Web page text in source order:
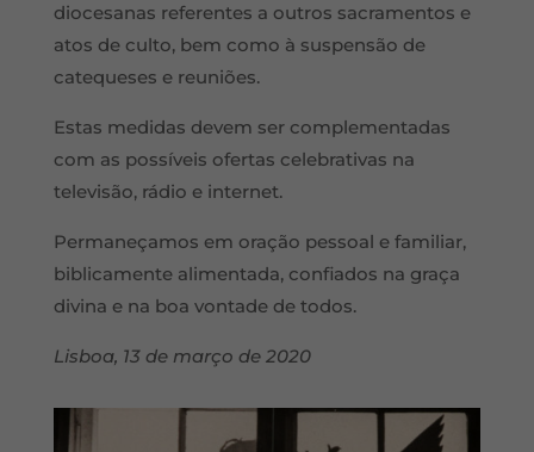
diocesanas referentes a outros sacramentos e
atos de culto, bem como à suspensão de
catequeses e reuniões.
Estas medidas devem ser complementadas
com as possíveis ofertas celebrativas na
televisão, rádio e internet.
Permaneçamos em oração pessoal e familiar,
biblicamente alimentada, confiados na graça
divina e na boa vontade de todos.
Lisboa, 13 de março de 2020